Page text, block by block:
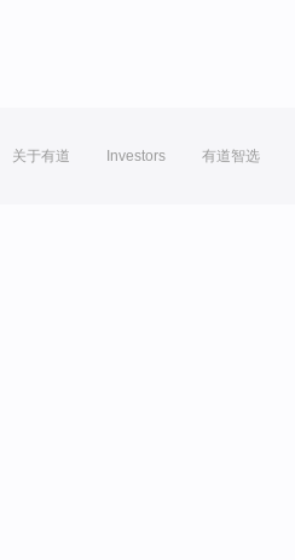
关于有道 Investors 有道智选